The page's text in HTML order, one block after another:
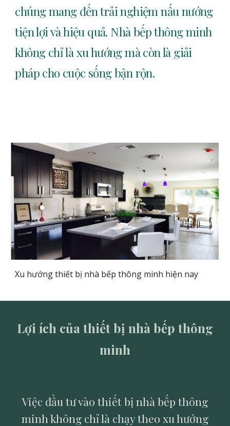
chúng mang đến trải nghiệm nấu nướng
tiện lợi và hiệu quả. Nhà bếp thông minh
không chỉ là xu hướng mà còn là giải
pháp cho cuộc sống bận rộn.
Xu hướng thiết bị nhà bếp thông minh hiện nay
Lợi ích của thiết bị nhà bếp thông
minh
Việc đầu tư vào thiết bị nhà bếp thông
minh không chỉ là chạy theo xu hướng